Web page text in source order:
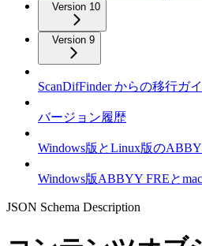
Version 10
Version 9
ScanDifFinder からの移行ガ
バージョン履歴
Windows版とLinux版の
Windows版ABBYY FREと
JSON Schema Description